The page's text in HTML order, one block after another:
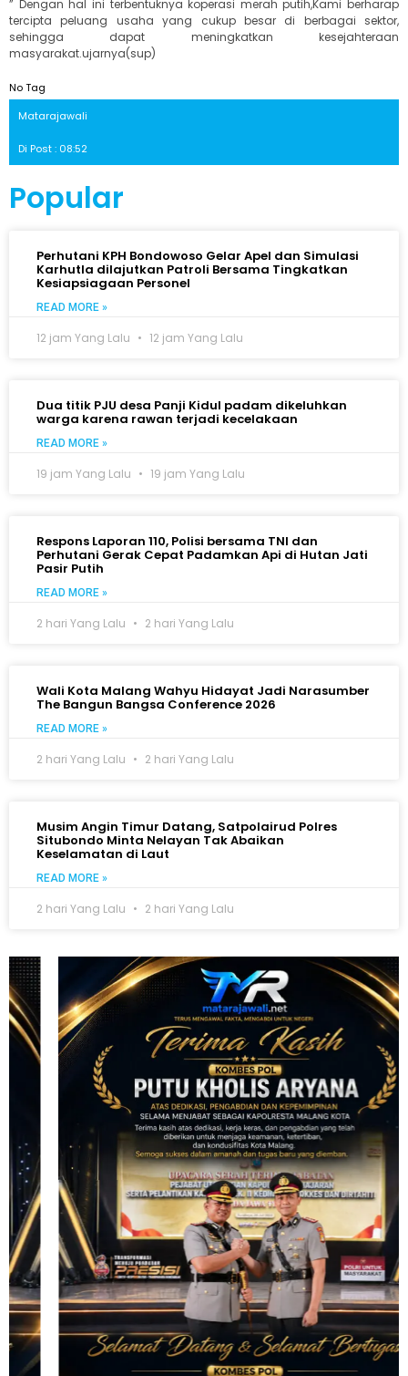
” Dengan hal ini terbentuknya koperasi merah putih,Kami berharap
tercipta peluang usaha yang cukup besar di berbagai sektor,
sehingga dapat meningkatkan kesejahteraan
masyarakat.ujarnya(sup)
No Tag
Matarajawali
Di Post : 08:52
Popular
Perhutani KPH Bondowoso Gelar Apel dan Simulasi
Karhutla dilajutkan Patroli Bersama Tingkatkan
Kesiapsiagaan Personel
READ MORE »
12 jam Yang Lalu 12 jam Yang Lalu
Dua titik PJU desa Panji Kidul padam dikeluhkan
warga karena rawan terjadi kecelakaan
READ MORE »
19 jam Yang Lalu 19 jam Yang Lalu
Respons Laporan 110, Polisi bersama TNI dan
Perhutani Gerak Cepat Padamkan Api di Hutan Jati
Pasir Putih
READ MORE »
2 hari Yang Lalu 2 hari Yang Lalu
Wali Kota Malang Wahyu Hidayat Jadi Narasumber
The Bangun Bangsa Conference 2026
READ MORE »
2 hari Yang Lalu 2 hari Yang Lalu
Musim Angin Timur Datang, Satpolairud Polres
Situbondo Minta Nelayan Tak Abaikan
Keselamatan di Laut
READ MORE »
2 hari Yang Lalu 2 hari Yang Lalu